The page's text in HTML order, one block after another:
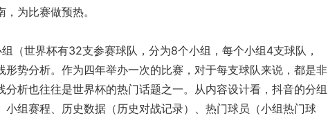
为比赛做预热。
（世界杯有32支参赛球队，分为8个小组，每个小组4支球队，
势分析。作为四年举办一次的比赛，对于每支球队来说，都是非
析也往往是世界杯的热门话题之一。从内容设计看，抖音的分组
组赛程、历史数据（历史对战记录）、热门球员（小组热门球